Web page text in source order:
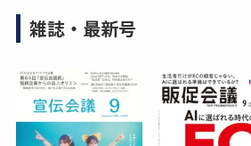
雑誌・最新号